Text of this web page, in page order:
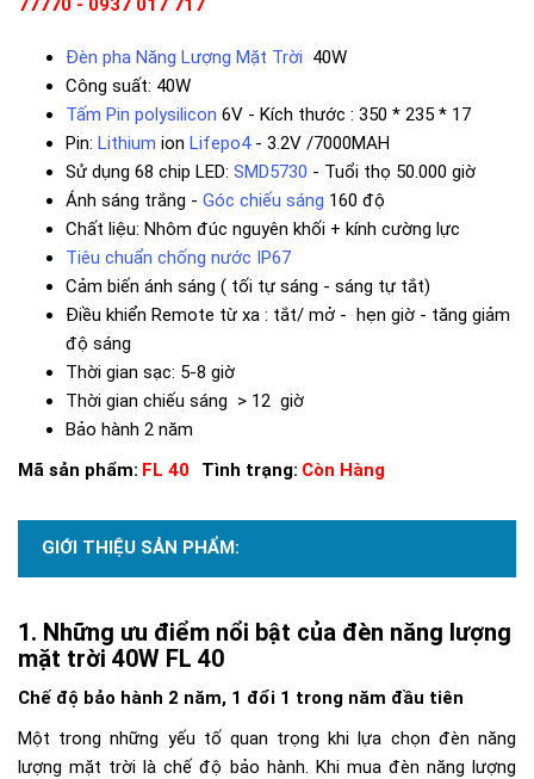
77770 - 0937 017 717
Đèn pha Năng Lượng Mặt Trời 40W
Công suất: 40W
Tấm Pin polysilicon 6V - Kích thước : 350 * 235 * 17
Pin: Lithium ion Lifepo4- 3.2V /7000MAH
Sử dụng 68 chip LED: SMD5730 - Tuổi thọ 50.000 giờ
Ánh sáng trắng - Góc chiếu sáng 160 độ
Chất liệu: Nhôm đúc nguyên khối + kính cường lực
Tiêu chuẩn chống nước IP67
Cảm biến ánh sáng ( tối tự sáng - sáng tự tắt)
Điều khiển Remote từ xa : tắt/ mở - hẹn giờ - tăng giảm
độ sáng
Thời gian sạc: 5-8 giờ
Thời gian chiếu sáng > 12 giờ
Bảo hành 2 năm
Mã sản phẩm: FL 40 Tình trạng: Còn Hàng
GIỚI THIỆU SẢN PHẨM:
Những ưu điểm nổi bật của đèn năng lượng
mặt trời 40W FL 40
Chế độ bảo hành 2 năm, 1 đổi 1 trong năm đầu tiên
Một trong những yếu tố quan trọng khi lựa chọn đèn năng
lượng mặt trời là chế độ bảo hành. Khi mua đèn năng lượng